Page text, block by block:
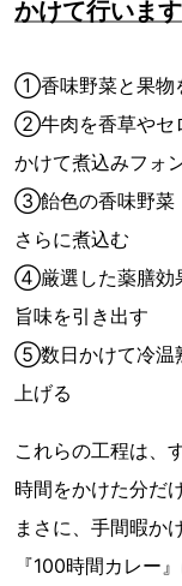
かけて行います
①香味野菜と果物
②牛肉を香草やセ
かけて煮込みフォ
③飴色の香味野菜
さらに煮込む
④厳選した薬膳効
旨味を引き出す
⑤数日かけて冷温
上げる
これらの工程は、
時間をかけた分だ
まさに、手間暇か
『100時間カレー